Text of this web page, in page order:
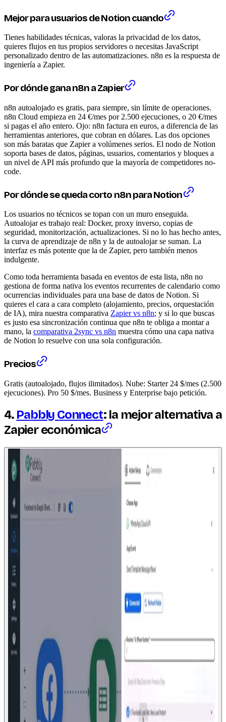
Mejor para usuarios de Notion cuando
Tienes habilidades técnicas, valoras la privacidad de los datos,
quieres flujos en tus propios servidores o necesitas JavaScript
personalizado dentro de las automatizaciones. n8n es la respuesta de
ingeniería a Zapier.
Por dónde gana n8n a Zapier
n8n autoalojado es gratis, para siempre, sin límite de operaciones.
n8n Cloud empieza en 24 €/mes por 2.500 ejecuciones, o 20 €/mes
si pagas el año entero. Ojo: n8n factura en euros, a diferencia de las
herramientas anteriores, que cobran en dólares. Las dos opciones
son más baratas que Zapier a volúmenes serios. El nodo de Notion
soporta bases de datos, páginas, usuarios, comentarios y bloques a
un nivel de API más profundo que la mayoría de competidores no-
code.
Por dónde se queda corto n8n para Notion
Los usuarios no técnicos se topan con un muro enseguida.
Autoalojar es trabajo real: Docker, proxy inverso, copias de
seguridad, monitorización, actualizaciones. Si no lo has hecho antes,
la curva de aprendizaje de n8n y la de autoalojar se suman. La
interfaz es más potente que la de Zapier, pero también menos
indulgente.
Como toda herramienta basada en eventos de esta lista, n8n no
gestiona de forma nativa los eventos recurrentes de calendario como
ocurrencias individuales para una base de datos de Notion. Si
quieres el cara a cara completo (alojamiento, precios, orquestación
de IA), mira nuestra comparativa Zapier vs n8n; y si lo que buscas
es justo esa sincronización continua que n8n te obliga a montar a
mano, la comparativa 2sync vs n8n muestra cómo una capa nativa
de Notion lo resuelve con una sola configuración.
Precios
Gratis (autoalojado, flujos ilimitados). Nube: Starter 24 $/mes (2.500
ejecuciones). Pro 50 $/mes. Business y Enterprise bajo petición.
4. Pabbly Connect: la mejor alternativa a
Zapier económica